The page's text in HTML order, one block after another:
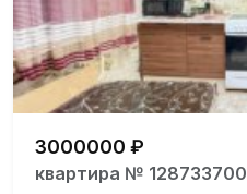
3000000 ₽
квартира № 128733700